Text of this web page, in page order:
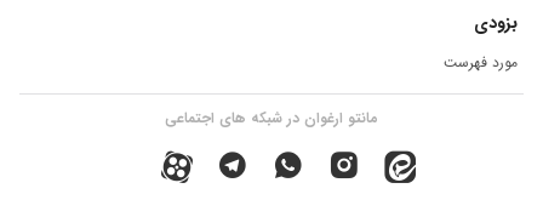
بزودی
مورد فهرست
مانتو ارغوان در شبکه های اجتماعی